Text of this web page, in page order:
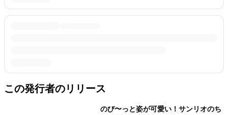
この発行者のリリース
のび〜っと姿が可愛い！サンリオのち